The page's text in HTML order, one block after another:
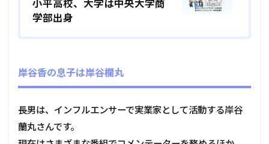
小平高校、大学は中央大学商
学部出身
岸谷香の息子は岸谷欄丸
長男は、インフルエンサーで実業家として活動する岸谷
蘭丸さんです。